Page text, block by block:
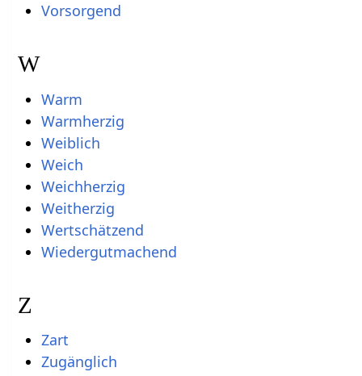
Vorsorgend
W
Warm
Warmherzig
Weiblich
Weich
Weichherzig
Weitherzig
Wertschätzend
Wiedergutmachend
Z
Zart
Zugänglich